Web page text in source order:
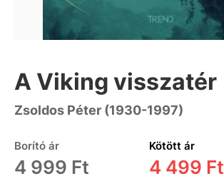
A Viking visszatér
Zsoldos Péter (1930-1997)
Borító ár
4 999 Ft
Kötött ár
4 499 Ft